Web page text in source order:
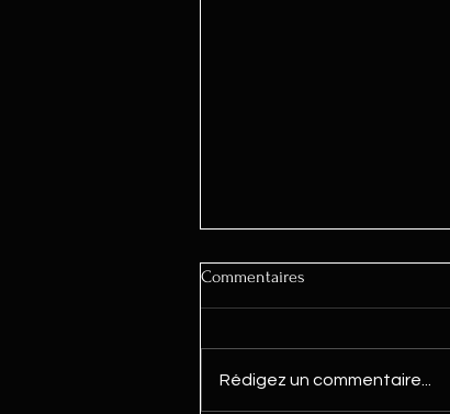
Commentaires
Rédigez un commentaire...